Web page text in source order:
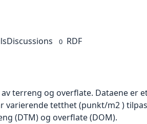
Discussions 0 RDF
terreng og overflate. Dataene
varierende tetthet (punkt/m2 )
(DTM) og overflate (DOM).